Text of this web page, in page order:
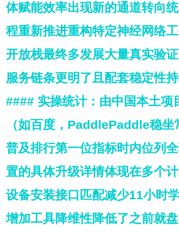
体赋能效率出现新的通道转向
程重新推进重构特定神经网络
开放栈最终多发展大量真实验
服务链条更明了且配套稳定性
#### 实操统计：由中国本土项
（如百度，PaddlePaddle稳坐
普及排行第一位指标时内位列
置的具体升级详情体现在多个
设备安装接口匹配减少11小时
增加工具降维性降低了之前就